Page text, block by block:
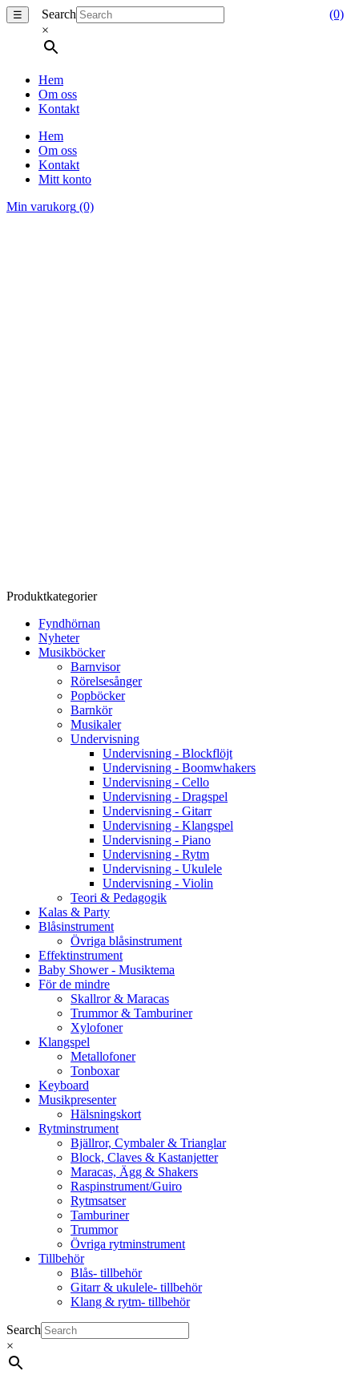
☰
Search
×
(0)
Hem
Om oss
Kontakt
Hem
Om oss
Kontakt
Mitt konto
Min varukorg (0)
Produktkategorier
Fyndhörnan
Nyheter
Musikböcker
Barnvisor
Rörelsesånger
Popböcker
Barnkör
Musikaler
Undervisning
Undervisning - Blockflöjt
Undervisning - Boomwhakers
Undervisning - Cello
Undervisning - Dragspel
Undervisning - Gitarr
Undervisning - Klangspel
Undervisning - Piano
Undervisning - Rytm
Undervisning - Ukulele
Undervisning - Violin
Teori & Pedagogik
Kalas & Party
Blåsinstrument
Övriga blåsinstrument
Effektinstrument
Baby Shower - Musiktema
För de mindre
Skallror & Maracas
Trummor & Tamburiner
Xylofoner
Klangspel
Metallofoner
Tonboxar
Keyboard
Musikpresenter
Hälsningskort
Rytminstrument
Bjällror, Cymbaler & Trianglar
Block, Claves & Kastanjetter
Maracas, Ägg & Shakers
Raspinstrument/Guiro
Rytmsatser
Tamburiner
Trummor
Övriga rytminstrument
Tillbehör
Blås- tillbehör
Gitarr & ukulele- tillbehör
Klang & rytm- tillbehör
Search
×